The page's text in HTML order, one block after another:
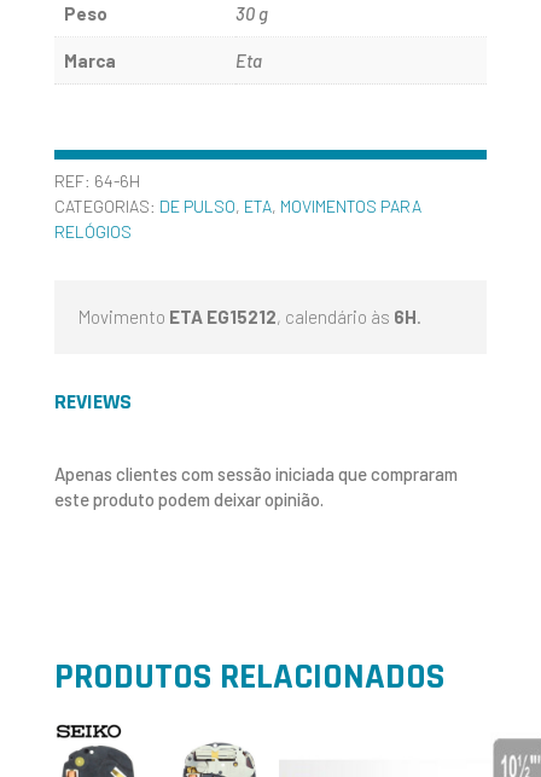
Peso 30 g
Marca Eta
REF: 64-6H
CATEGORIAS: DE PULSO, ETA, MOVIMENTOS PARA
RELÓGIOS
Movimento ETA EG15212, calendário às 6H.
REVIEWS
Apenas clientes com sessão iniciada que compraram
este produto podem deixar opinião.
PRODUTOS RELACIONADOS